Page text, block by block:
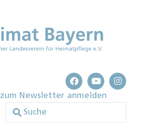
zum Newsletter anmelden